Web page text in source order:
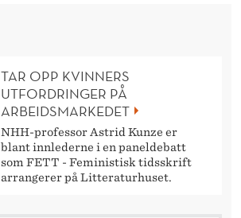
TAR OPP KVINNERS
UTFORDRINGER PÅ
ARBEIDSMARKEDET
NHH-professor Astrid Kunze er
blant innlederne i en paneldebatt
som FETT - Feministisk tidsskrift
arrangerer på Litteraturhuset.